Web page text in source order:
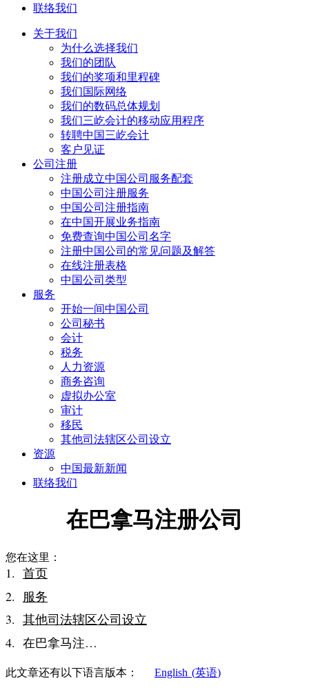
联络我们
关于我们
为什么选择我们
我们的团队
我们的奖项和里程碑
我们国际网络
我们的数码总体规划
我们三屹会计的移动应用程序
转聘中国三屹会计
客户见证
公司注册
注册成立中国公司服务配套
中国公司注册服务
中国公司注册指南
在中国开展业务指南
免费查询中国公司名字
注册中国公司的常见问题及解答
在线注册表格
中国公司类型
服务
开始一间中国公司
公司秘书
会计
税务
人力资源
商务咨询
虚拟办公室
审计
移民
其他司法辖区公司设立
资源
中国最新新闻
联络我们
在巴拿马注册公司
您在这里：
首页
服务
其他司法辖区公司设立
在巴拿马注…
此文章还有以下语言版本： English (英语)